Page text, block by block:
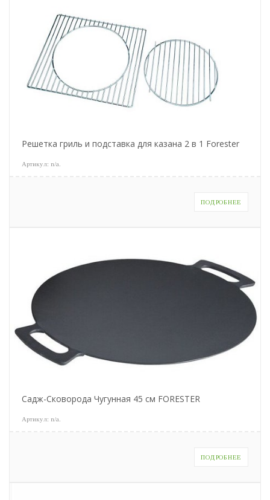
Решетка гриль и подставка для казана 2 в 1 Forester
Артикул: n/a
ПОДРОБНЕЕ
Садж-Сковорода Чугунная 45 см FORESTER
Артикул: n/a
ПОДРОБНЕЕ